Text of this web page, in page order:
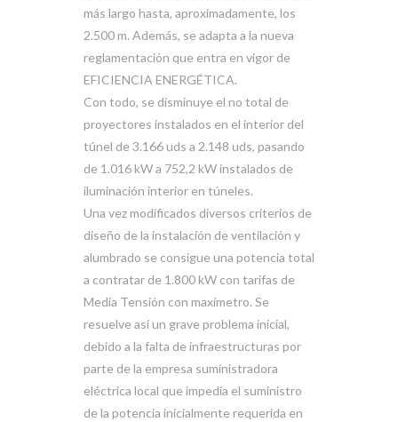
más largo hasta, aproximadamente, los
2.500 m. Además, se adapta a la nueva
reglamentación que entra en vigor de
EFICIENCIA ENERGÉTICA.
Con todo, se disminuye el no total de
proyectores instalados en el interior del
túnel de 3.166 uds a 2.148 uds, pasando
de 1.016 kW a 752,2 kW instalados de
iluminación interior en túneles.
Una vez modificados diversos criterios de
diseño de la instalación de ventilación y
alumbrado se consigue una potencia total
a contratar de 1.800 kW con tarifas de
Media Tensión con maxímetro. Se
resuelve así un grave problema inicial,
debido a la falta de infraestructuras por
parte de la empresa suministradora
eléctrica local que impedía el suministro
de la potencia inicialmente requerida en